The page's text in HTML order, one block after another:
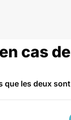
cas de
que les deux sont